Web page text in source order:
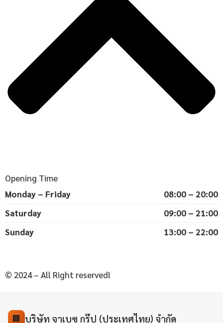
Opening Time
Monday – Friday
08:00 – 20:00
Saturday
09:00 – 21:00
Sunday
13:00 – 22:00
© 2024 – All Right reserved!
🏢 บริษัท จาเบซ กรุ๊ป (ประเทศไทย) จำกัด